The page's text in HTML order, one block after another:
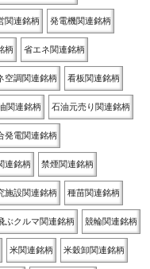
関連銘柄 発電機関連銘柄
柄 省エネ関連銘柄
空調関連銘柄 看板関連銘柄
関連銘柄 石油元売り関連銘柄
発電関連銘柄
連銘柄 禁煙関連銘柄
施設関連銘柄 種苗関連銘柄
ぶクルマ関連銘柄 競輪関連銘柄
米関連銘柄 米穀卸関連銘柄